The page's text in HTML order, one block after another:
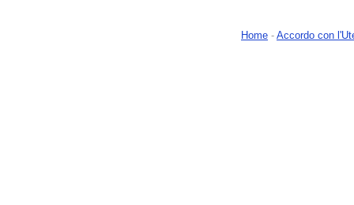
Home - Accordo con